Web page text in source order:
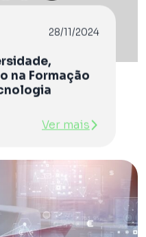
28/11/2024
na Formação
Ver mais